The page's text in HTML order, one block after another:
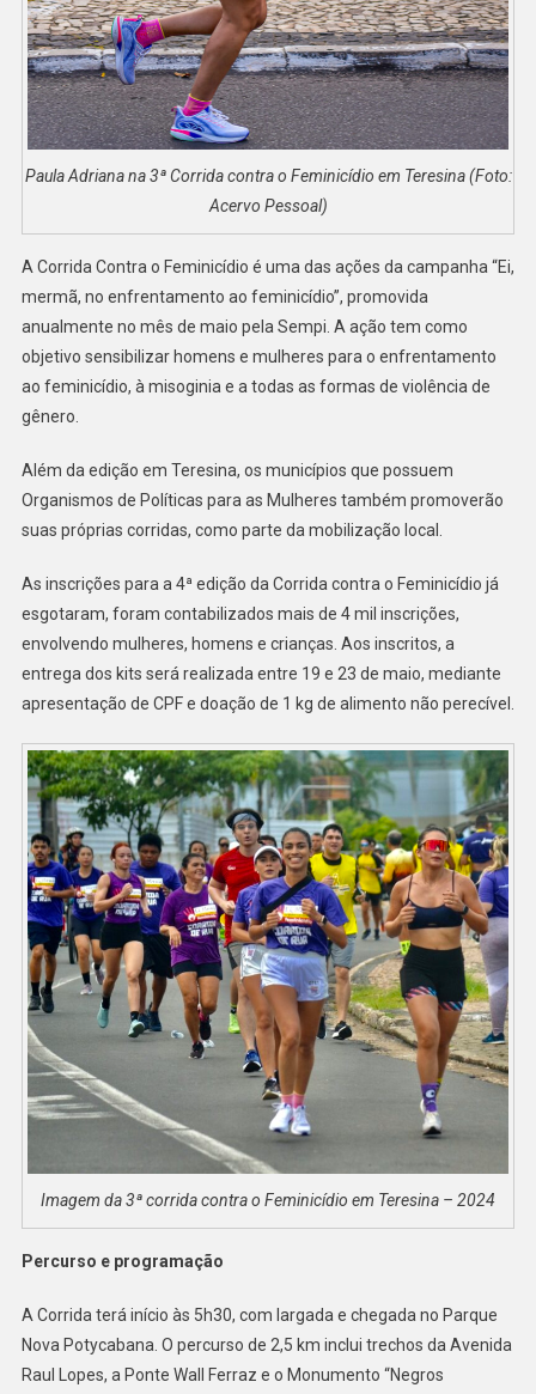
Paula Adriana na 3ª Corrida contra o Feminicídio em Teresina (Foto:
Acervo Pessoal)
A Corrida Contra o Feminicídio é uma das ações da campanha “Ei,
mermã, no enfrentamento ao feminicídio”, promovida
anualmente no mês de maio pela Sempi. A ação tem como
objetivo sensibilizar homens e mulheres para o enfrentamento
ao feminicídio, à misoginia e a todas as formas de violência de
gênero.
Além da edição em Teresina, os municípios que possuem
Organismos de Políticas para as Mulheres também promoverão
suas próprias corridas, como parte da mobilização local.
As inscrições para a 4ª edição da Corrida contra o Feminicídio já
esgotaram, foram contabilizados mais de 4 mil inscrições,
envolvendo mulheres, homens e crianças. Aos inscritos, a
entrega dos kits será realizada entre 19 e 23 de maio, mediante
apresentação de CPF e doação de 1 kg de alimento não perecível.
Imagem da 3ª corrida contra o Feminicídio em Teresina – 2024
Percurso e programação
A Corrida terá início às 5h30, com largada e chegada no Parque
Nova Potycabana. O percurso de 2,5 km inclui trechos da Avenida
Raul Lopes, a Ponte Wall Ferraz e o Monumento “Negros